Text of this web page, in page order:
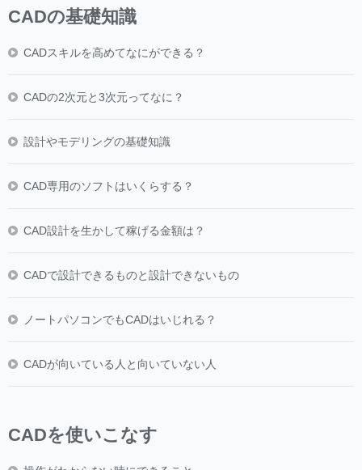
CADの基礎知識
CADスキルを高めてなにができる？
CADの2次元と3次元ってなに？
設計やモデリングの基礎知識
CAD専用のソフトはいくらする？
CAD設計を生かして稼げる金額は？
CADで設計できるものと設計できないもの
ノートパソコンでもCADはいじれる？
CADが向いている人と向いていない人
CADを使いこなす